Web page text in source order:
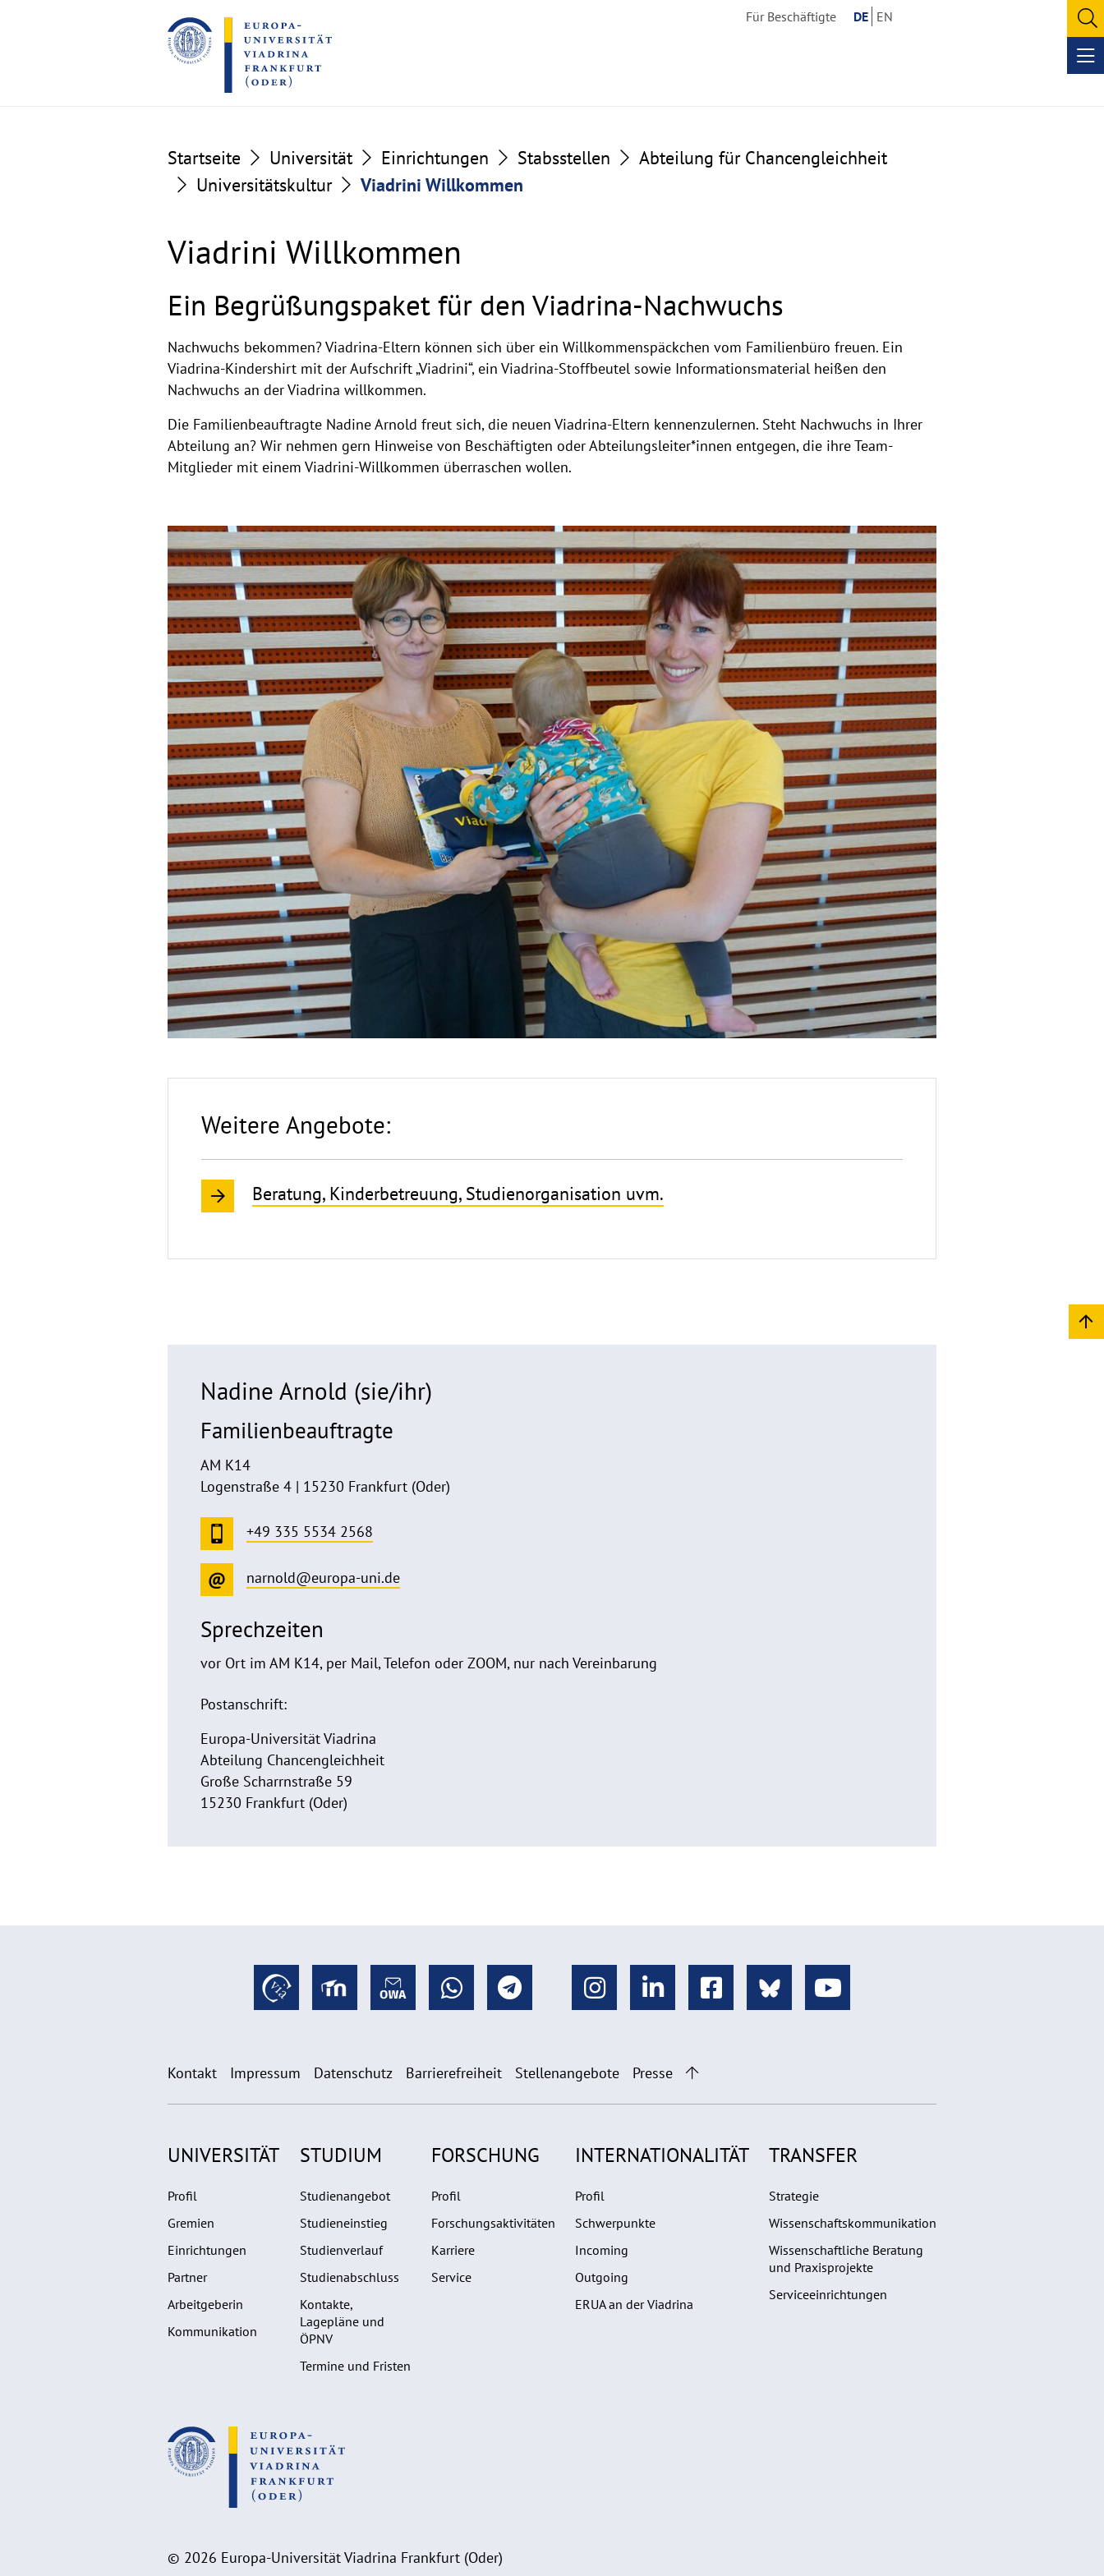
to
the
content
to
the
footer
Für Beschäftigte DE EN
Startseite Universität Einrichtungen Stabsstellen
Abteilung für Chancengleichheit
Universitätskultur
Viadrini Willkommen
Viadrini Willkommen
Ein Begrüßungspaket für den Viadrina-Nachwuchs
Nachwuchs bekommen? Viadrina-Eltern können sich über ein Willkommenspäckchen vom Familienbüro freuen. Ein
Viadrina-Kindershirt mit der Aufschrift „Viadrini“, ein Viadrina-Stoffbeutel sowie Informationsmaterial heißen den
Nachwuchs an der Viadrina willkommen.
Die Familienbeauftragte Nadine Arnold freut sich, die neuen Viadrina-Eltern kennenzulernen. Steht Nachwuchs in Ihrer
Abteilung an? Wir nehmen gern Hinweise von Beschäftigten oder Abteilungsleiter*innen entgegen, die ihre Team-
Mitglieder mit einem Viadrini-Willkommen überraschen wollen.
Weitere Angebote:
Beratung, Kinderbetreuung, Studienorganisation uvm.
Nadine Arnold (sie/ihr)
Familienbeauftragte
AM K14
Logenstraße 4 | 15230 Frankfurt (Oder)
+49 335 5534 2568
narnold@europa-uni.de
Sprechzeiten
vor Ort im AM K14, per Mail, Telefon oder ZOOM, nur nach Vereinbarung
Postanschrift:
Europa-Universität Viadrina
Abteilung Chancengleichheit
Große Scharrnstraße 59
15230 Frankfurt (Oder)
Kontakt Impressum Datenschutz Barrierefreiheit Stellenangebote Presse
UNIVERSITÄT
Profil
Gremien
Einrichtungen
Partner
Arbeitgeberin
Kommunikation
STUDIUM
Studienangebot
Studieneinstieg
Studienverlauf
Studienabschluss
Kontakte,
Lagepläne und
ÖPNV
Termine und Fristen
FORSCHUNG
Profil
Forschungsaktivitäten
Karriere
Service
INTERNATIONALITÄT
Profil
Schwerpunkte
Incoming
Outgoing
ERUA an der Viadrina
TRANSFER
Strategie
Wissenschaftskommunikation
Wissenschaftliche Beratung
und Praxisprojekte
Serviceeinrichtungen
© 2026 Europa-Universität Viadrina Frankfurt (Oder)